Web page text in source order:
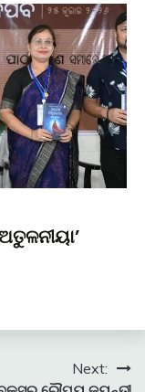
Next: